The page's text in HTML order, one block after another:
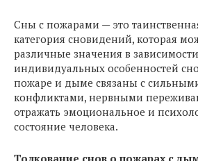
Сны с пожарами — это
категория сновидений, которая
различные значения в
индивидуальных особенностей
пожаре и дыме связаны с
конфликтами, нервными
отражать эмоциональное и
состояние человека.
Толкование снов о пожарах с